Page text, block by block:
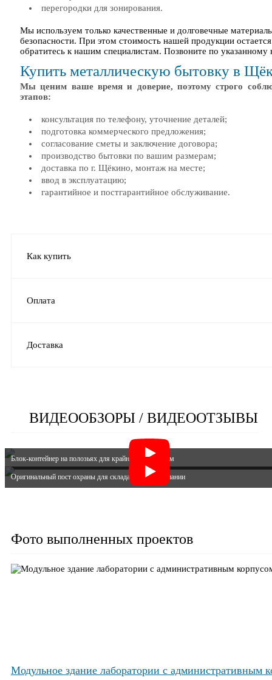
перегородки для зонирования.
Мы используем только качественные и долговечные
безопасности. При этом стоимость нашей продукции
обратитесь к нашим специалистам. Позвоните по
Купить металлическую бытовку в
Мы ценим ваше время и доверие, поэтому строго
этапов:
консультация по телефону, уточнение деталей;
подготовка коммерческого предложения;
согласование сметы и заключение договора;
производство бытовки по вашим размерам;
доставка по г. Щёкино, монтаж на месте;
ввод в эксплуатацию;
гарантийное и постгарантийное обслуживание.
Как купить
Оплата
Доставка
ВИДЕООБЗОРЫ / ВИДЕООТЗЫВЫ
Блок-контейнер на полозьях для крайнего севера 12м
Оригинальный пост охраны для склада мясной компании
Фото выполненных проектов
Модульное здание лаборатории с